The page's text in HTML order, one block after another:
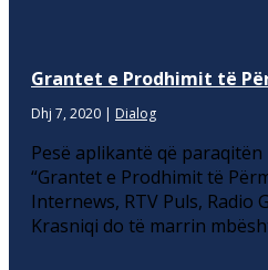
Grantet e Prodhimit të
Dhj 7, 2020 | Dialog
Pesë aplikantë që
“Grantet e Prodhimit të
Internews, RTV Puls, Radio
Krasniqi do të marrin